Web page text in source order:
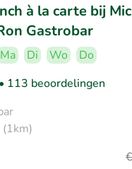
à la carte bij
Gastrobar
Ma Di Wo
Do
• 113 beoordelingen